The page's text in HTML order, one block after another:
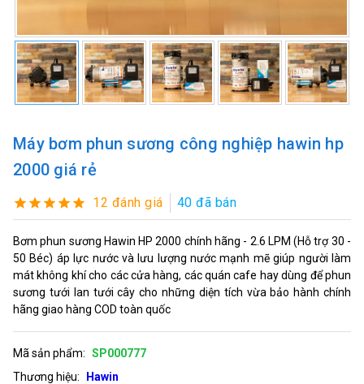
Máy bơm phun sương công nghiệp hawin hp
2000 giá rẻ
12 đánh giá 40 đã bán
Bơm phun sương Hawin HP 2000 chính hãng - 2.6 LPM (Hỗ trợ 30 -
50 Béc) áp lực nước và lưu lượng nước mạnh mẽ giúp người làm
mát không khí cho các cửa hàng, các quán cafe hay dùng để phun
sương tưới lan tưới cây cho những diện tích vừa bảo hành chính
hãng giao hàng COD toàn quốc
Mã sản phẩm: SP000777
Thương hiệu:
Hawin